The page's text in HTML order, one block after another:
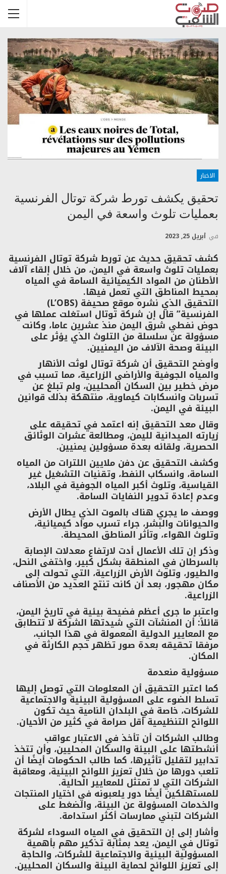
الاخبار
تحقيق يكشف تورط شركة توتال الفرنسية
بعمليات تلوث واسعة في اليمن
في أبريل 25, 2023
كشف تحقيق حديث عن تورط شركة توتال الفرنسية
بعمليات تلوث واسعة في اليمن، من خلال إلقاء آلاف
الأطنان من المواد الكيميائية السامة في المياه
بمحيط المناطق التي تعمل فيها.
التحقيق الذي نشره موقع صحيفة (L’OBS)
الفرنسية” قال إن شركة توتال استغلت عملها في
حوض نفطي شرق اليمن منذ عشرين عاما، وكانت
مسؤولة عن سلسلة من التلوث الذي يؤثر على
البيئة وصحة الآلاف من اليمنيين.
وأوضح التحقيق أن شركة توتال لوثت الأنهار
والمياه الجوفية والأراضي الزراعية، مما تسبب في
مرض خطير بين السكان المحليين، ولم تبلغ عن
تسربات وانسكابات كيماوية، منتهكة بذلك قوانين
البيئة في اليمن.
وقال معد التحقيق إنه اعتمد في تحقيقه على
زيارته الميدانية لليمن، ومطالعة عشرات الوثائق
الحصرية، ولقائه بعدة مسؤولين يمنيين.
وكشف التحقيق عن دفن ملايين اللترات من المياه
السامة، وانسكاب النفط، وتقنيات التشغيل غير
القياسية، وتلوث أكبر المياه الجوفية في البلاد،
وعدم إعادة تدوير النفايات السامة.
ووصف ما يجري هناك بالموت الذي يطال الأرض
والحيوانات والبشر، جراء تسرب مواد كيميائية،
وتلوث الهواء، وتأثر المناطق المحيطة.
وذكر إن تلك الأعمال أدت لارتفاع معدلات الإصابة
بالسرطان في المنطقة بشكل كبير، واختفى النحل،
والطيور، وتلوث الأرض الزراعية، التي تحولت إلى
مكان مهجور، بعد أن كانت تنتج العديد من الأصناف
الزراعية.
واعتبر ما جرى أعظم فضيحة بيئية في تاريخ اليمن،
قائلاً: أن المنشآت التي شيدتها الشركة لا تتطابق
مع المعايير الدولية المعمولة في هذا الجانب،
مرفقا تحقيقه بعدة صور تظهر حجم الكارثة في
المكان.
مسؤولية منعدمة
كما اعتبر التحقيق أن المعلومات التي توصل إليها
تسلط الضوء على المسؤولية البيئية والاجتماعية
للشركات، خاصة في البلدان النامية حيث تكون
اللوائح التنظيمية أقل صرامة في كثير من الأحيان.
وطالب الشركات أن تأخذ في الاعتبار عواقب
أنشطتها على البيئة والسكان المحليين، وأن تتخذ
تدابير لتقليل تأثيرها، كما طالب الحكومات أيضًا أن
تلعب دورها من خلال تعزيز اللوائح البيئية، ومعاقبة
الشركات التي لا تمتثل للمعايير الحالية.
للمستهلكين أيضًا دور يلعبونه في اختيار المنتجات
والخدمات المسؤولة عن البيئة، والضغط على
الشركات لتبني ممارسات أكثر استدامة.
وأشار إلى إن التحقيق في المياه السوداء لشركة
توتال في اليمن، يعد بمثابة تذكير مهم بأهمية
المسؤولية البيئية والاجتماعية للشركات، والحاجة
إلى تعزيز اللوائح لحماية البيئة والسكان المحليين.